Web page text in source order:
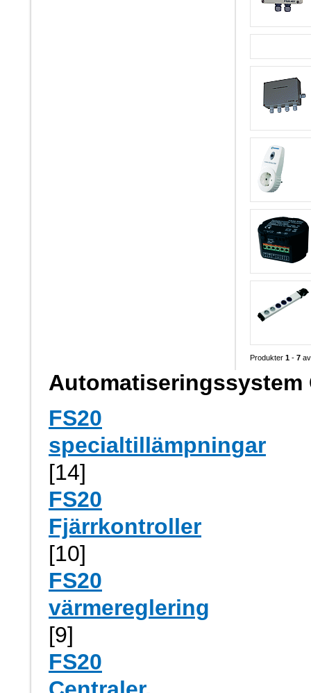
Produkter 1 - 7
Automatiseringssystem
FS20
specialtillämpningar
[14]
FS20
Fjärrkontroller
[10]
FS20
värmereglering
[9]
FS20